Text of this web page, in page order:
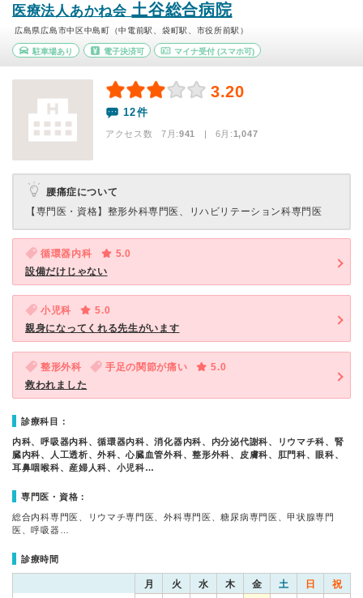
医療法人あかね会土谷総合病院
広島県広島市中区中島町（中電前駅、袋町駅、市役所前駅）
駐車場あり 電子決済可 マイナ受付 (スマホ可)
3.20
12件
アクセス数 7月:941 | 6月:1,047
腰痛症について
【専門医・資格】 整形外科専門医、リハビリテーション科専門医
循環器内科
5.0
設備だけじゃない
小児科
5.0
親身になってくれる先生がいます
整形外科 手足の関節が痛い
5.0
救われました
診療科目：
内科、呼吸器内科、循環器内科、消化器内科、内分泌代謝科、リウマチ科、腎
臓内科、人工透析、外科、心臓血管外科、整形外科、皮膚科、肛門科、眼科、
耳鼻咽喉科、産婦人科、小児科…
専門医・資格：
総合内科専門医、リウマチ専門医、外科専門医、糖尿病専門医、甲状腺専門
医、呼吸器…
診療時間
月 火 水 木 金 土 日 祝